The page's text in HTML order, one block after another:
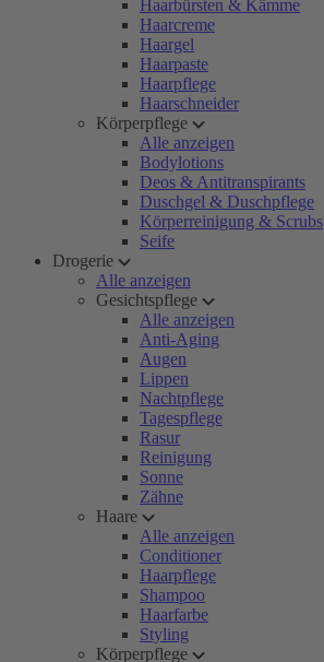
Haarbürsten & Kämme
Haarcreme
Haargel
Haarpaste
Haarpflege
Haarschneider
Körperpflege
Alle anzeigen
Bodylotions
Deos & Antitranspirants
Duschgel & Duschpflege
Körperreinigung & Scrubs
Seife
Drogerie
Alle anzeigen
Gesichtspflege
Alle anzeigen
Anti-Aging
Augen
Lippen
Nachtpflege
Tagespflege
Rasur
Reinigung
Sonne
Zähne
Haare
Alle anzeigen
Conditioner
Haarpflege
Shampoo
Haarfarbe
Styling
Körperpflege